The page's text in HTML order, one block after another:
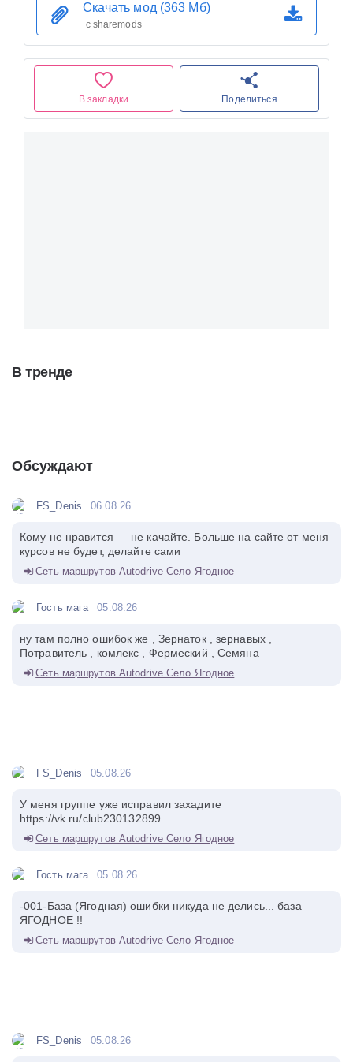
В закладки Поделиться
Скачать мод (363 Мб)
с sharemods
В тренде
Обсуждают
FS_Denis 06.08.26
Кому не нравится — не качайте. Больше на сайте от меня
курсов не будет, делайте сами
Сеть маршрутов Autodrive Село Ягодное
Гость мага 05.08.26
ну там полно ошибок же , Зернаток , зернавых ,
Потравитель , комлекс , Фермеский , Семяна
Сеть маршрутов Autodrive Село Ягодное
FS_Denis 05.08.26
У меня группе уже исправил захадите
https://vk.ru/club230132899
Сеть маршрутов Autodrive Село Ягодное
Гость мага 05.08.26
-001-База (Ягодная) ошибки никуда не делись... база
ЯГОДНОЕ !!
Сеть маршрутов Autodrive Село Ягодное
FS_Denis 05.08.26